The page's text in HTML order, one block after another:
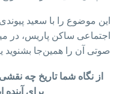
این موضوع را با سعید
اجتماعی ساکن پاریس، در
صوتی آن را همین‌جا بشنوید
از نگاه شما تاریخ چه
برای آینده